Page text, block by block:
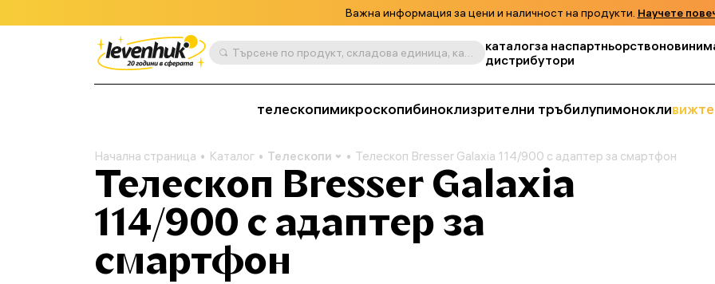
Важна информация за цени и наличност на продукти. Научете
Търсене по продукт, складова единица, категория и т.н. каталогза наспартньорствоновини
дистрибутори
телескопимикроскопибиноклизрителни тръбилупимонокли
Начална страница Каталог Телескопи Телескоп Bresser Galaxia 114/900 с адаптер за смартфон
Телескоп Bresser Galaxia
114/900 с адаптер за
смартфон